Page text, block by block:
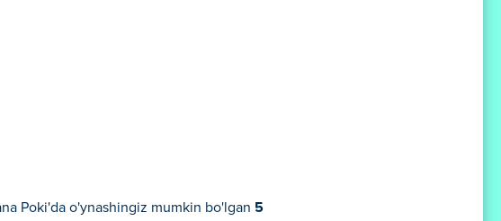
Poki'da o'ynashingiz mumkin bo'lgan 5